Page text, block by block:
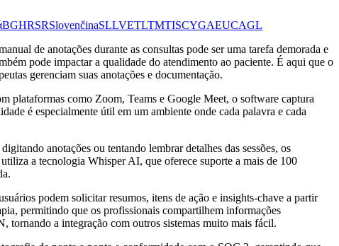
BGHRSRSlovenčinaSLLVETLTMTISCYGAEUCAGL
de anotações durante as consultas pode ser uma tarefa demorada e
pode impactar a qualidade do atendimento ao paciente. É aqui que o
gerenciam suas anotações e documentação.
plataformas como Zoom, Teams e Google Meet, o software captura
é especialmente útil em um ambiente onde cada palavra e cada
anotações ou tentando lembrar detalhes das sessões, os
a tecnologia Whisper AI, que oferece suporte a mais de 100
podem solicitar resumos, itens de ação e insights-chave a partir
permitindo que os profissionais compartilhem informações
tornando a integração com outros sistemas muito mais fácil.